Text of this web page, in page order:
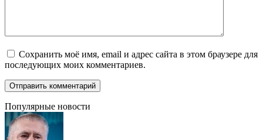
Сохранить моё имя, email и адрес сайта в этом браузере для
последующих моих комментариев.
Популярные новости